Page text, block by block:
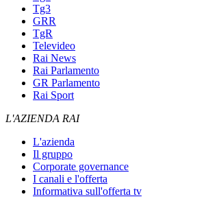
Tg3
GRR
TgR
Televideo
Rai News
Rai Parlamento
GR Parlamento
Rai Sport
L'AZIENDA RAI
L'azienda
Il gruppo
Corporate governance
I canali e l'offerta
Informativa sull'offerta tv